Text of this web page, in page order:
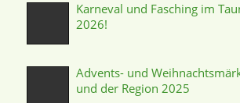
Karneval und Fasching im
2026!
Advents- und
und der Region 2025